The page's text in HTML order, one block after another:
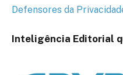
Defensores da
Inteligência Editorial